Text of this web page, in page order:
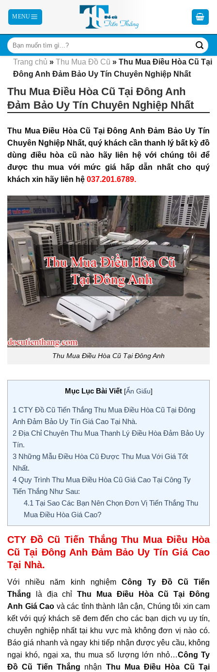
Trang chủ » Thu Mua Đồ Cũ » Thu Mua Điều Hòa Cũ Tại
Đông Anh Đảm Bảo Uy Tín Chuyên Nghiệp Nhất
Thu Mua Điều Hòa Cũ Tại Đông Anh
Đảm Bảo Uy Tín Chuyên Nghiệp Nhất
Thu Mua Điều Hòa Cũ Tại Đông Anh Đảm Bảo Uy Tín
Chuyên Nghiệp Nhất, quý khách cần thanh lý bất kỳ đồ
dùng điều hòa cũ nào hãy liên hệ với chúng tôi để
được thu mua với mức giá hấp dẫn nhất cho quý
khách xin hãy liên hệ 037.201.6789.
Thu Mua Điều Hòa Cũ Tại Đông Anh
Mục Lục Bài Viết [Ẩn Giấu]
1 CTY Đồ Cũ Tiến Thắng Thu Mua Điều Hòa Cũ Tại Đông
Anh Đảm Bảo Uy Tín Giá Cao Tại Nhà.
2 Địa Chỉ Chuyên Thu Mua Thanh Lý Điều Hòa Đảm Bảo Uy
Tín.
3 Những Mẫu Điều Hòa Cũ Được Thu Mua Với Giá Tốt
Nhất.
4 Quy Trình Thu Mua Điều Hòa Cũ Giá Cao Tại Công Ty
Tiến Thắng Như Sau:
4.1 Tại Sao Các Bạn Nên Chọn Đơn Vị Tiến Thắng Thu
Mua Điều Hòa Giá Cao?
CTY Đồ Cũ Tiến Thắng Thu Mua Điều Hòa
Cũ Tại Đông Anh Đảm Bảo Uy Tín Giá Cao
Tại Nhà.
Với nhiều năm kinh nghiệmCông Ty Đồ Cũ Tiến
Thắng
là địa chỉThu Mua Điều Hòa Cũ Tại Đông
Anh Giá Cao và các tỉnh thành lân cận, Chúng tôi xin cam
kết với quý khách sẽ đem đến cho các bạn dịch vụ uy tín,
chuyên nghiệp nhất tại khu vực mà không đơn vị nào có.
Báo giá nhanh và ngay khi tiếp nhận được yêu cầu, không
ngại khó, ngại xa, thu mua số lượng lớn nhỏ…Công Ty
Đồ Cũ Tiến Thắng nhận Thu Mua Điều Hòa Cũ Tại